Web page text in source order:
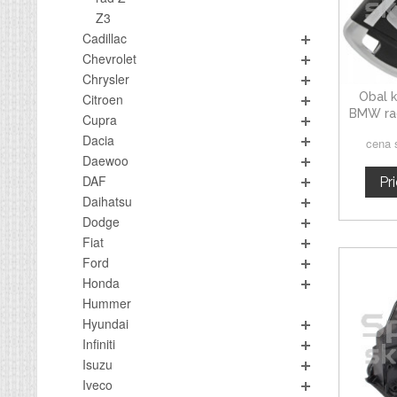
Obal
BMW
cena
Z3
Cadillac
Chevrolet
Chrysler
Citroen
Cupra
Dacia
Daewoo
DAF
Daihatsu
Dodge
Fiat
Ford
Honda
Hummer
Hyundai
Infiniti
Isuzu
Iveco